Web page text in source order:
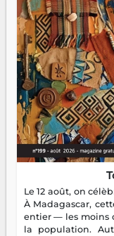
Le 12 août, on
À Madagascar,
entier — les moins
la population.